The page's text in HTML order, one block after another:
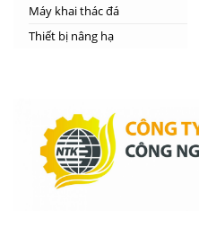
Máy khai thác đá
Thiết bị nâng hạ